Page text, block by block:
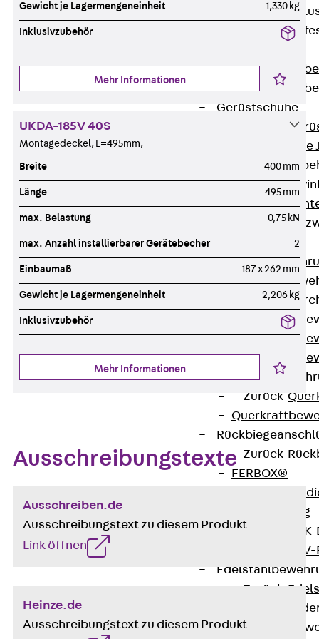
Zurück
Gerüstschuhe
Gerüstschuhe
Zurück
Bewehrung
Zurück
Zurück
Zurück
Zurück
FERBOX®
GFK-Bewehrung
Zurück
FIBERNOX®
Zurück
Gewicht je Lagermengeneinheit 1,330 kg
Inklusivzubehör
Mehr Informationen
UKDA-185V 40S
Montagedeckel, L=495mm,
Breite 400 mm
Länge 495 mm
max. Belastung 0,75 kN
max. Anzahl installierbarer Gerätebecher 2
Einbaumaß 187 x 262 mm
Gewicht je Lagermengeneinheit 2,206 kg
Inklusivzubehör
Mehr Informationen
Ausschreibungstexte
Ausschreiben.de
Ausschreibungstext zu diesem Produkt
Link öffnen
Heinze.de
Ausschreibungstext zu diesem Produkt